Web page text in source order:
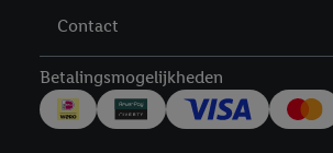
Contact
Betalingsmogelijkheden